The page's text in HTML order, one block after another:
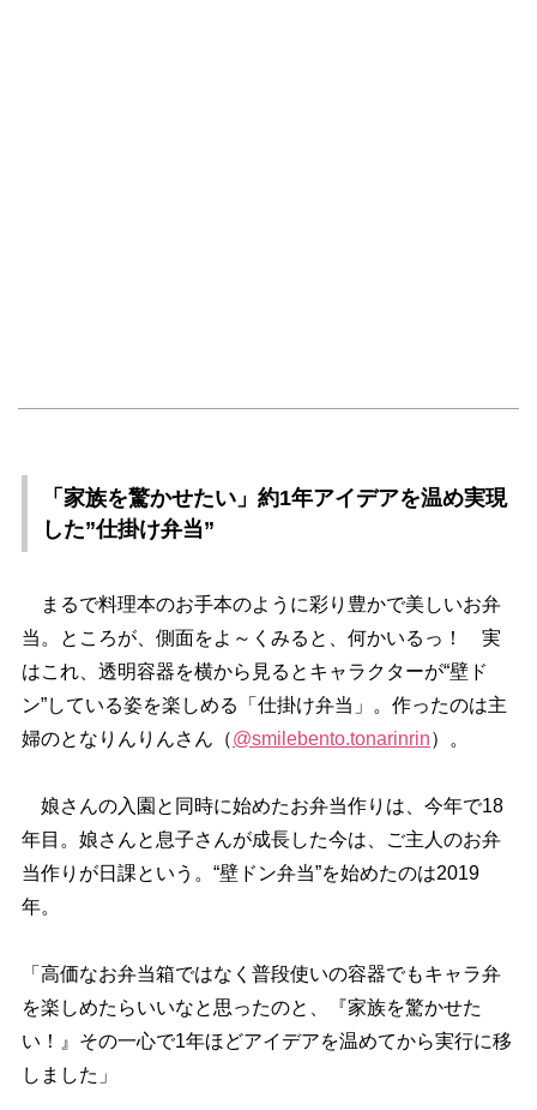
「家族を驚かせたい」約1年アイデアを温め実現
した”仕掛け弁当”
まるで料理本のお手本のように彩り豊かで美しいお弁
当。ところが、側面をよ～くみると、何かいるっ！ 実
はこれ、透明容器を横から見るとキャラクターが“壁ド
ン”している姿を楽しめる「仕掛け弁当」。作ったのは主
婦のとなりんりんさん（@smilebento.tonarinrin）。
娘さんの入園と同時に始めたお弁当作りは、今年で18
年目。娘さんと息子さんが成長した今は、ご主人のお弁
当作りが日課という。“壁ドン弁当”を始めたのは2019
年。
「高価なお弁当箱ではなく普段使いの容器でもキャラ弁
を楽しめたらいいなと思ったのと、『家族を驚かせた
い！』その一心で1年ほどアイデアを温めてから実行に移
しました」